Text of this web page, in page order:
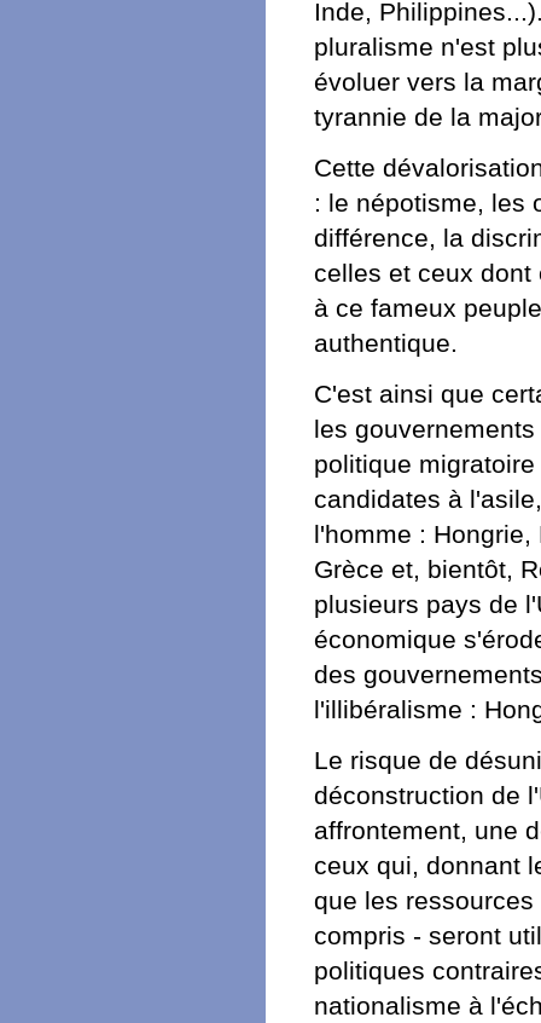
Inde,
pluralisme n'est
évoluer vers la
tyrannie de la
Cette
: le népotisme, les
différence, la
celles et ceux dont
à ce fameux
authentique.
C'est ainsi que
les
politique
candidates à
l'homme :
Grèce et, bientôt,
plusieurs pays de
économique
des
l'illibéralisme :
Le risque de
déconstruction de
affrontement, une
ceux qui, donnant
que les
compris - seront
politiques
nationalisme à